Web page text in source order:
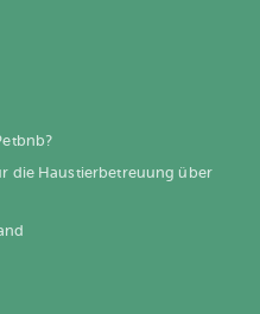
die Haustierbetreuung über